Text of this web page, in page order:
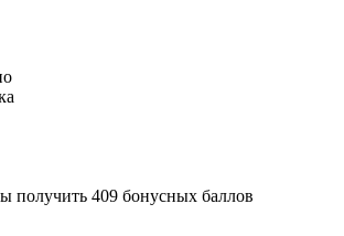
получить 409 бонусных баллов